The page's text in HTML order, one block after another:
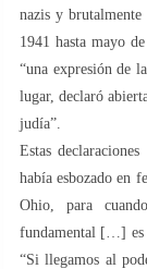
nazis y brutalmente
1941 hasta mayo
“una expresión de
lugar, declaró
judía”.
Estas
había esbozado en
Ohio, para
fundamental […] es
“Si llegamos al